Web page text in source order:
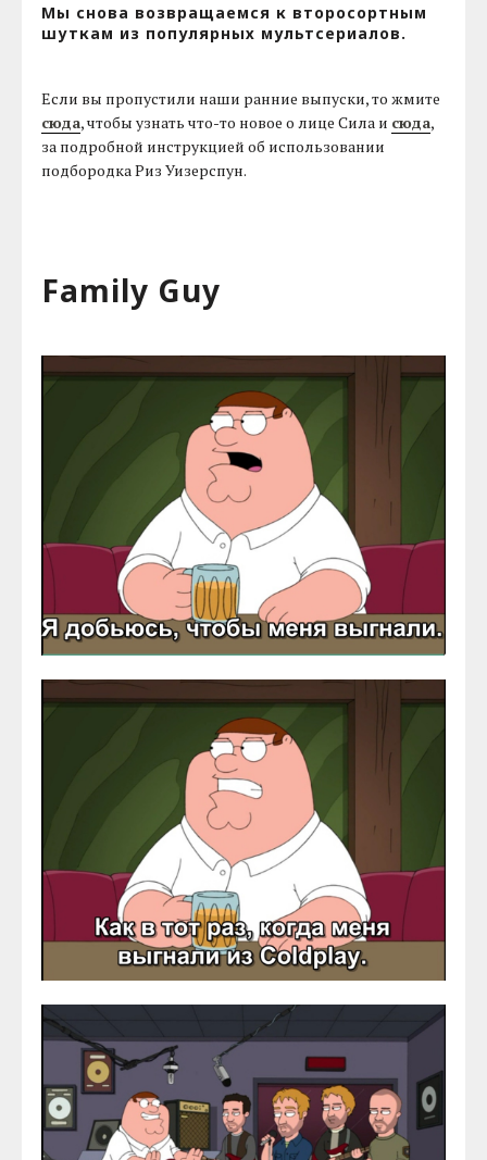
Мы снова возвращаемся к второсортным
шуткам из популярных мультсериалов.
Если вы пропустили наши ранние выпуски, то жмите
сюда, чтобы узнать что-то новое о лице Сила и сюда,
за подробной инструкцией об использовании
подбородка Риз Уизерспун.
Family Guy